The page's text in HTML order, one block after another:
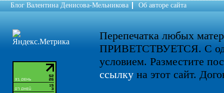
Блог Валентина Денисова-Мельникова Об авторе сайта
Перепечатка любых
ПРИВЕТСТВУЕТСЯ. С
условием. Разместите
ссылкуна этот сайт.